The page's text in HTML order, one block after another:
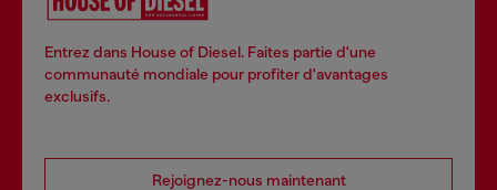
Entrez dans House of Diesel. Faites partie d'une
communauté mondiale pour profiter d'avantages
exclusifs.
Rejoignez-nous maintenant